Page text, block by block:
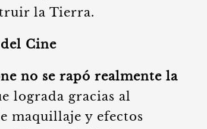
la Tierra.
Cine
no se rapó realmente la
lograda gracias al
maquillaje y efectos